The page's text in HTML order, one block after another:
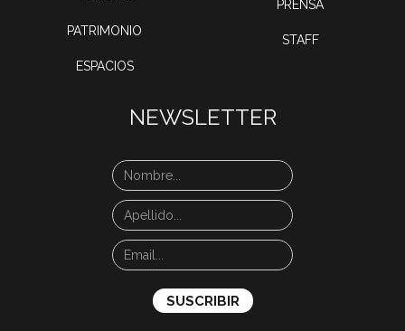
PATRIMONIO
ESPACIOS
PRENSA
STAFF
NEWSLETTER